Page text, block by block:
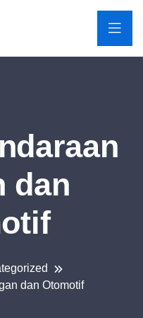
dan
dan Otomotif